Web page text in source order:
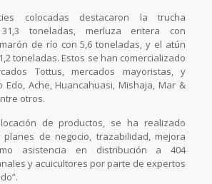
colocadas destacaron la trucha
toneladas, merluza entera con
de río con 5,6 toneladas, y el atún
toneladas. Estos se han comercializado
Tottus, mercados mayoristas, y
Edo, Ache, Huancahuasi, Mishaja, Mar &
otros.
de productos, se ha realizado
planes de negocio, trazabilidad, mejora
asistencia en distribución a 404
y acuicultores por parte de expertos